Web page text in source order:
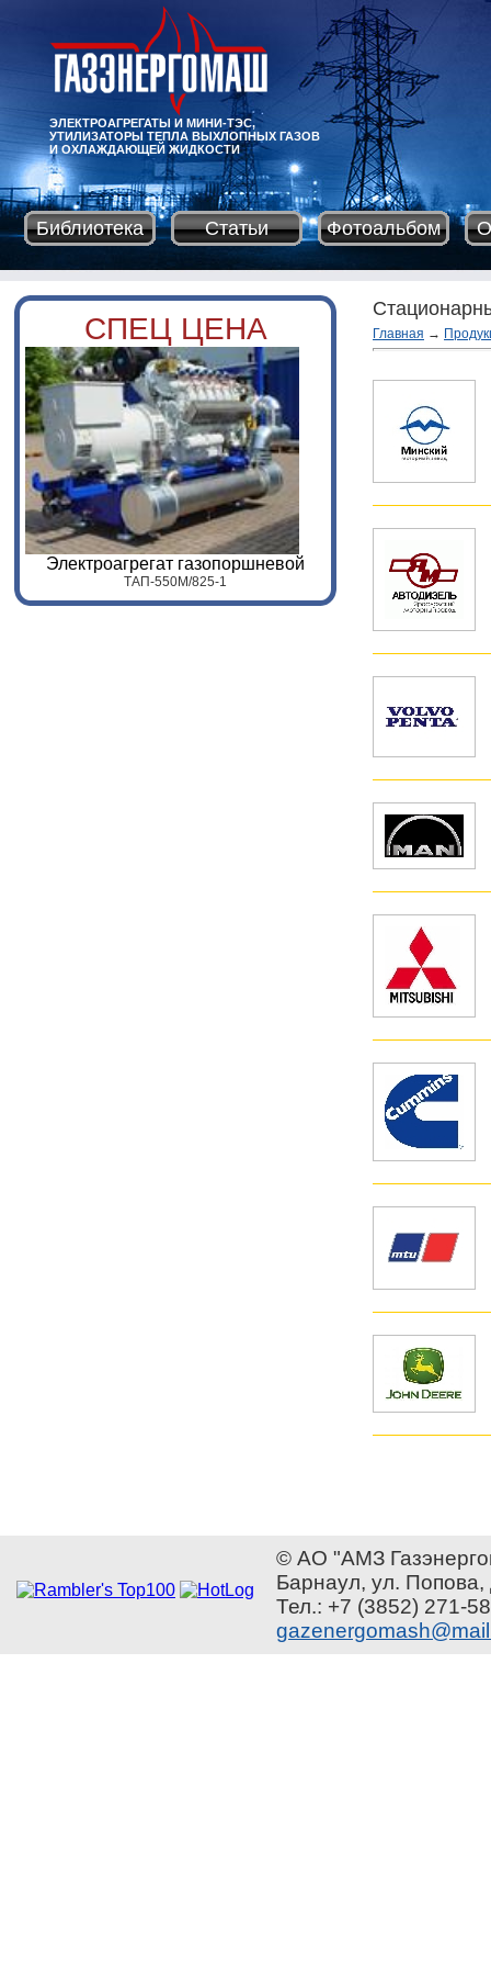
ЭЛЕКТРОАГРЕГАТЫ И МИНИ-ТЭС,
УТИЛИЗАТОРЫ ТЕПЛА ВЫХЛОПНЫХ ГАЗОВ
И ОХЛАЖДАЮЩЕЙ ЖИДКОСТИ
Библиотека Статьи Фотоальбом
СПЕЦ ЦЕНА
Электроагрегат газопоршневой
ТАП-550M/825-1
Главная →
© АО "АМЗ
Барнаул, ул.
Тел.: +7 (3852) 271-